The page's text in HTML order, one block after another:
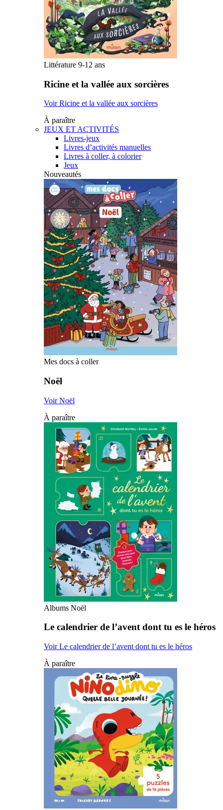
Littérature 9-12 ans
Ricine et la vallée aux sorcières
Voir Ricine et la vallée aux sorcières
À paraître
JEUX ET ACTIVITÉS
Livres-jeux
Livres d’activités manuelles
Livres à coller, à colorier
Jeux
Nouveautés
Mes docs à coller
Noël
Voir Noël
À paraître
Albums Noël
Le calendrier de l’avent dont tu es le héros
Voir Le calendrier de l’avent dont tu es le héros
À paraître